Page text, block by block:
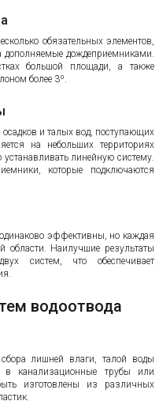
обязательных элементов,
дополняемые дождеприемниками.
большой площади, а также
более 3º.
осадков и талых вод, поступающих
на небольших территориях
линейную систему.
которые подключаются
эффективны, но каждая
области. Наилучшие результаты
систем, что обеспечивает
водоотвода
лишней влаги, талой воды
канализационные трубы или
изготовлены из различных